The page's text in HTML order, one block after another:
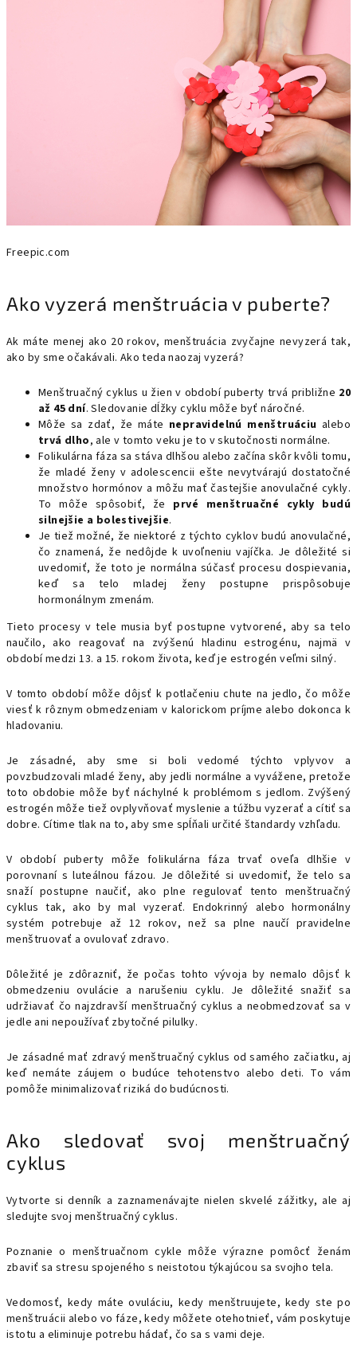
Freepic.com
Ako vyzerá menštruácia v puberte?
Ak máte menej ako 20 rokov, menštruácia zvyčajne nevyzerá tak,
ako by sme očakávali. Ako teda naozaj vyzerá?
Menštruačný cyklus u žien v období puberty trvá približne 20
až 45 dní. Sledovanie dĺžky cyklu môže byť náročné.
Môže sa zdať, že máte nepravidelnú menštruáciu alebo
trvá dlho, ale v tomto veku je to v skutočnosti normálne.
Folikulárna fáza sa stáva dlhšou alebo začína skôr kvôli tomu,
že mladé ženy v adolescencii ešte nevytvárajú dostatočné
množstvo hormónov a môžu mať častejšie anovulačné cykly.
To môže spôsobiť, že prvé menštruačné cykly budú
silnejšie a bolestivejšie.
Je tiež možné, že niektoré z týchto cyklov budú anovulačné,
čo znamená, že nedôjde k uvoľneniu vajíčka. Je dôležité si
uvedomiť, že toto je normálna súčasť procesu dospievania,
keď sa telo mladej ženy postupne prispôsobuje
hormonálnym zmenám.
Tieto procesy v tele musia byť postupne vytvorené, aby sa telo
naučilo, ako reagovať na zvýšenú hladinu estrogénu, najmä v
období medzi 13. a 15. rokom života, keď je estrogén veľmi silný.
V tomto období môže dôjsť k potlačeniu chute na jedlo, čo môže
viesť k rôznym obmedzeniam v kalorickom príjme alebo dokonca k
hladovaniu.
Je zásadné, aby sme si boli vedomé týchto vplyvov a
povzbudzovali mladé ženy, aby jedli normálne a vyvážene, pretože
toto obdobie môže byť náchylné k problémom s jedlom. Zvýšený
estrogén môže tiež ovplyvňovať myslenie a túžbu vyzerať a cítiť sa
dobre. Cítime tlak na to, aby sme spĺňali určité štandardy vzhľadu.
V období puberty môže folikulárna fáza trvať oveľa dlhšie v
porovnaní s luteálnou fázou. Je dôležité si uvedomiť, že telo sa
snaží postupne naučiť, ako plne regulovať tento menštruačný
cyklus tak, ako by mal vyzerať. Endokrinný alebo hormonálny
systém potrebuje až 12 rokov, než sa plne naučí pravidelne
menštruovať a ovulovať zdravo.
Dôležité je zdôrazniť, že počas tohto vývoja by nemalo dôjsť k
obmedzeniu ovulácie a narušeniu cyklu. Je dôležité snažiť sa
udržiavať čo najzdravší menštruačný cyklus a neobmedzovať sa v
jedle ani nepoužívať zbytočné pilulky.
Je zásadné mať zdravý menštruačný cyklus od samého začiatku, aj
keď nemáte záujem o budúce tehotenstvo alebo deti. To vám
pomôže minimalizovať riziká do budúcnosti.
Ako sledovať svoj menštruačný
cyklus
Vytvorte si denník a zaznamenávajte nielen skvelé zážitky, ale aj
sledujte svoj menštruačný cyklus.
Poznanie o menštruačnom cykle môže výrazne pomôcť ženám
zbaviť sa stresu spojeného s neistotou týkajúcou sa svojho tela.
Vedomosť, kedy máte ovuláciu, kedy menštruujete, kedy ste po
menštruácii alebo vo fáze, kedy môžete otehotnieť, vám poskytuje
istotu a eliminuje potrebu hádať, čo sa s vami deje.